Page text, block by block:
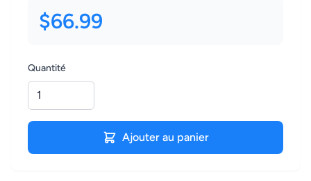
$66.99
Quantité
Ajouter au panier